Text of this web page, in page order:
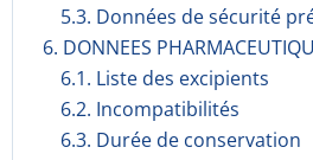
5.3. Données de sécurité
6. DONNEES
6.1. Liste des excipients
6.2. Incompati­bilités
6.3. Durée de conservation